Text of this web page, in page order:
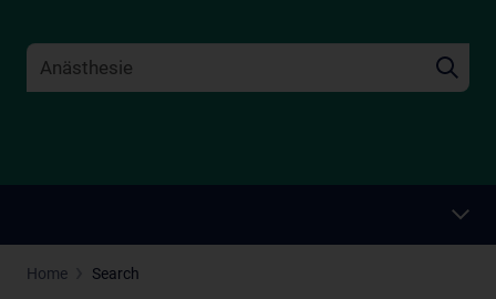
Home Search